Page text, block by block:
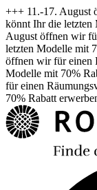
+++ 11.-17. August
könnt Ihr die letzten
August öffnen wir
letzten Modelle mit
öffnen wir für einen
Modelle mit 70%
für einen
70% Rabatt